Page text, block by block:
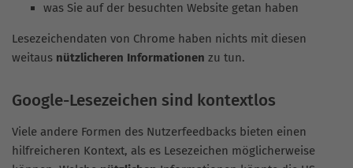
was Sie auf der besuchten Website getan haben
Lesezeichendaten von Chrome haben nichts mit diesen
weitaus nützlicheren Informationen zu tun.
Google-Lesezeichen sind kontextlos
Viele andere Formen des Nutzerfeedbacks bieten einen
hilfreicheren Kontext, als es Lesezeichen möglicherweise